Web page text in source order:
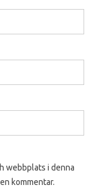
webbplats i denna
kommentar.